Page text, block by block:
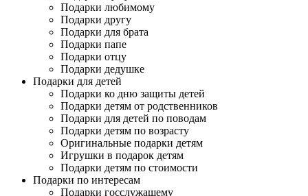
Подарки любимому
Подарки другу
Подарки для брата
Подарки папе
Подарки отцу
Подарки дедушке
Подарки для детей
Подарки ко дню защиты детей
Подарки детям от родственников
Подарки для детей по поводам
Подарки детям по возрасту
Оригинальные подарки детям
Игрушки в подарок детям
Подарки детям по стоимости
Подарки по интересам
Подарки госслужащему